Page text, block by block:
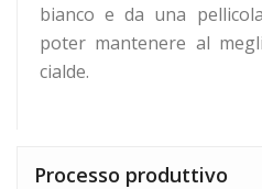
bianco e da una
poter mantenere al
cialde.
Processo produttivo